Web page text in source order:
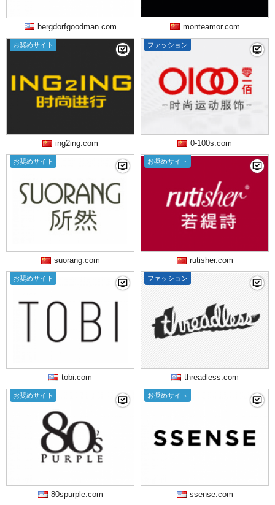
bergdorfgoodman.com monteamor.com
お奨めサイト
ing2ing.com
ファッション
0-100s.com
お奨めサイト
suorang.com
お奨めサイト
rutisher.com
お奨めサイト
tobi.com
ファッション
threadless.com
お奨めサイト
80spurple.com
お奨めサイト
ssense.com